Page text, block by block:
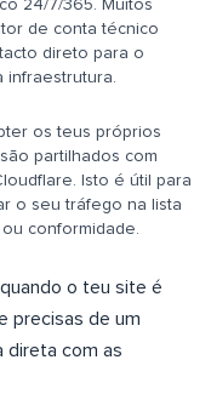
24/7/365. Muitos
de conta técnico
direto para o
infraestrutura.
os teus próprios
partilhados com
Isto é útil para
o seu tráfego na lista
conformidade.
o teu site é
precisas de um
direta com as